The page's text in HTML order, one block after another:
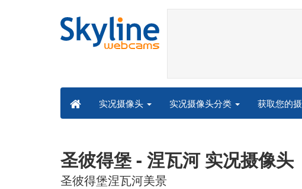
实况摄像头 实况摄像头分类 获取您的
圣彼得堡 - 涅瓦河 实况摄像头
圣彼得堡涅瓦河美景